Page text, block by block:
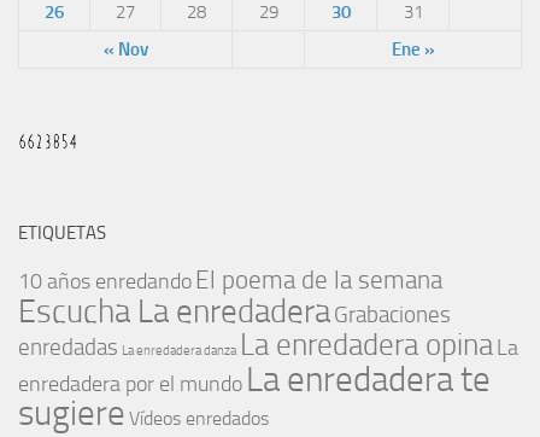
« Nov Ene »
26
27 28 29 30 31
ETIQUETAS
10 años enredando El poema de la semana
Escucha La enredaderaGrabaciones
enredadas La enredadera danza La enredadera opinaLa
enredadera por el mundo La enredadera te
sugiere Vídeos enredados